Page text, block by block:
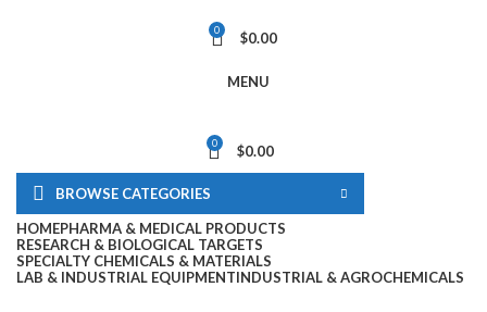
0 $0.00
MENU
0 $0.00
BROWSE CATEGORIES
HOMEPHARMA & MEDICAL PRODUCTS
RESEARCH & BIOLOGICAL TARGETS
SPECIALTY CHEMICALS & MATERIALS
LAB & INDUSTRIAL EQUIPMENTINDUSTRIAL & AGROCHEMICALS